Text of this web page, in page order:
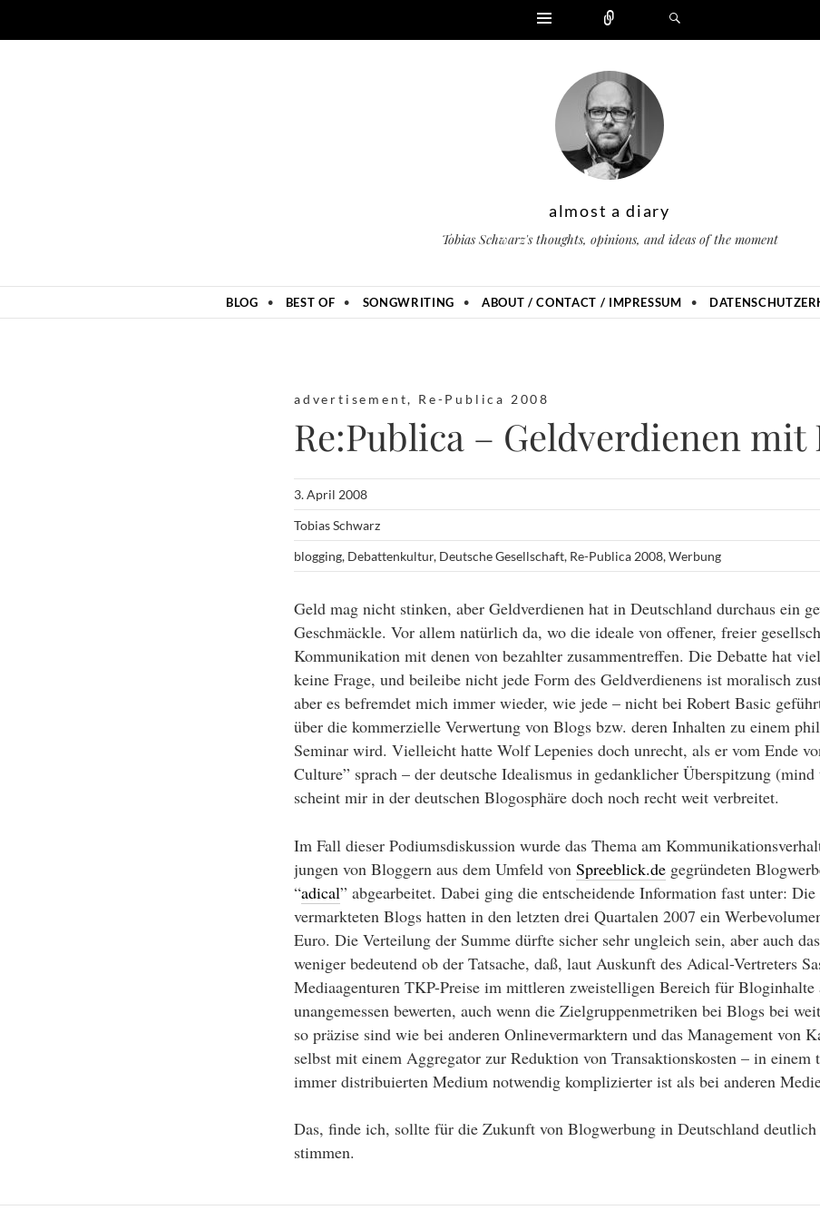
Widgets
almost a diary
Tobias Schwarz's thoughts, opinions, and ideas of the moment
BLOG BEST OF SONGWRITING ABOUT / CONTACT / IMPRESSUM
advertisement, Re-Publica 2008
Re:Publica – Geldverdienen mit
3. April 2008
Tobias Schwarz
blogging, Debattenkultur, Deutsche Gesellschaft, Re-Publica 2008,Werbung
Geld mag nicht stinken, aber Geldverdienen hat in Deutschland durchaus ein
Geschmäckle. Vor allem natürlich da, wo die ideale von offener, freier
Kommunikation mit denen von bezahlter zusammentreffen. Die Debatte hat
keine Frage, und beileibe nicht jede Form des Geldverdienens ist moralisch
aber es befremdet mich immer wieder, wie jede – nicht bei Robert Basic
über die kommerzielle Verwertung von Blogs bzw. deren Inhalten zu einem
Seminar wird. Vielleicht hatte Wolf Lepenies doch unrecht, als er vom Ende
Culture” sprach – der deutsche Idealismus in gedanklicher Überspitzung (mind
scheint mir in der deutschen Blogosphäre doch noch recht weit verbreitet.
Im Fall dieser Podiumsdiskussion wurde das Thema am
jungen von Bloggern aus dem Umfeld von Spreeblick.de gegründeten
“adical” abgearbeitet. Dabei ging die entscheidende Information fast unter:
vermarkteten Blogs hatten in den letzten drei Quartalen 2007 ein
Euro. Die Verteilung der Summe dürfte sicher sehr ungleich sein, aber auch
weniger bedeutend ob der Tatsache, daß, laut Auskunft des Adical-Vertreters
Mediaagenturen TKP-Preise im mittleren zweistelligen Bereich für Bloginhalte
unangemessen bewerten, auch wenn die Zielgruppenmetriken bei Blogs bei
so präzise sind wie bei anderen Onlinevermarktern und das Management von
selbst mit einem Aggregator zur Reduktion von Transaktionskosten – in einem
immer distribuierten Medium notwendig komplizierter ist als bei anderen
Das, finde ich, sollte für die Zukunft von Blogwerbung in Deutschland
stimmen.